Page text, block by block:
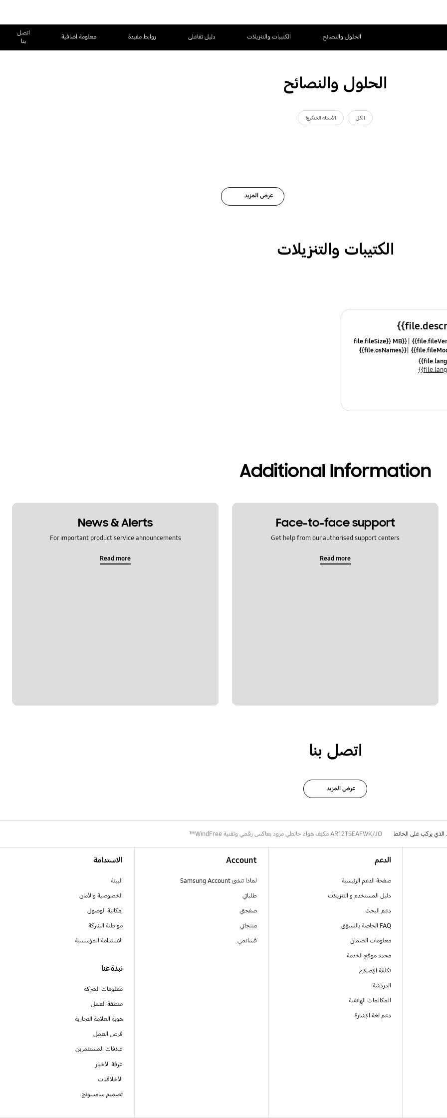
الحلول والنصائح الكتيبات والتنزيلات دليل تفاعلى روابط مفيدة معلومة اضافية
اتصل
بنا
الحلول والنصائح
الكل الأسئلة المتكررة
عرض المزيد
الكتيبات والتنزيلات
{{file.fileSize}} MB
{{file.osNames}}
Additional Information
Face-to-face support
Get help from our authorised support centers
Read more
News & Alerts
For important product service announcements
Read more
اتصل بنا
عرض المزيد
الذي يركب على الحائط AR12TSEAFWK/JO مكيّف هواء حائطي مزود بعاكس رقمي وتقنية WindFree™
الدعم
صفحة الدعم الرئيسية
دليل المستخدم و التنزيلات
دعم البحث
FAQ الخاصة بالتسوّق
معلومات الضمان
محدد موقع الخدمة
تكلفة الإصلاح
الدردشة
المكالمات الهاتفية
دعم لغة الإشارة
Account
لماذا تنشئ Samsung Account
طلباتي
صفحتي
منتجاتي
قسائمي
الاستدامة
البيئة
الخصوصية والأمان
إمكانية الوصول
مواطنة الشركة
الاستدامة المؤسسية
نبذة عنا
معلومات الشركة
منطقة العمل
هوية العلامة التجارية
فرص العمل
علاقات المستثمرين
غرفة الأخبار
الأخلاقيات
تصميم سامسونج